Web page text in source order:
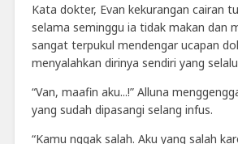
Kata dokter, Evan kekurangan cairan
selama seminggu ia tidak makan dan
sangat terpukul mendengar ucapan
menyalahkan dirinya sendiri yang
“Van, maafin aku...!” Alluna
yang sudah dipasangi selang infus.
“Kamu nggak salah. Aku yang salah